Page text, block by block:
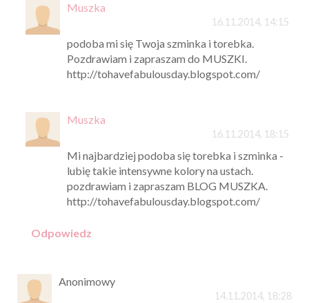
Muszka
16.11.2014, 14:15
podoba mi się Twoja szminka i torebka.
Pozdrawiam i zapraszam do MUSZKI.
http://tohavefabulousday.blogspot.com/
Muszka
16.11.2014, 18:15
Mi najbardziej podoba się torebka i szminka -
lubię takie intensywne kolory na ustach.
pozdrawiam i zapraszam BLOG MUSZKA.
http://tohavefabulousday.blogspot.com/
Odpowiedz
Anonimowy
14.11.2014, 18:28